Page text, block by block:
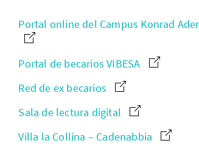
Portal online del Campus Konrad
Portal de becarios VIBESA
Red de ex becarios
Sala de lectura digital
Villa la Collina – Cadenabbia